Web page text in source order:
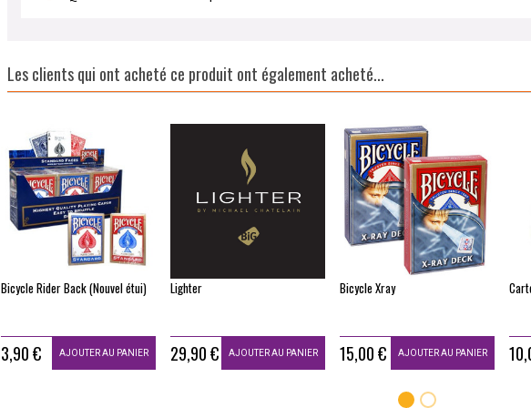
Les clients qui ont acheté ce produit ont également acheté...
Bicycle Rider Back (Nouvel étui)
3,90 € AJOUTER AU PANIER
Lighter
29,90 € AJOUTER AU PANIER
Bicycle Xray
15,00 € AJOUTER AU PANIER